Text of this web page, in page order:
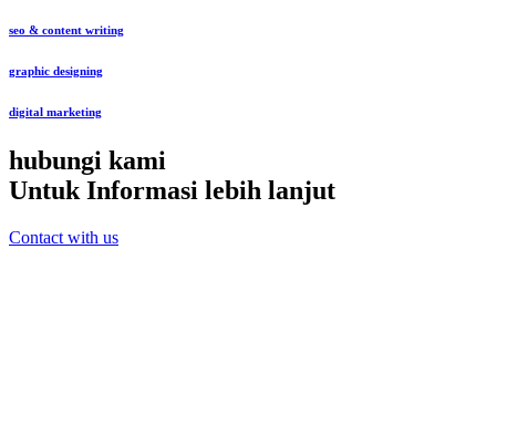
seo & content writing
graphic designing
digital marketing
hubungi kami
Untuk Informasi lebih lanjut
Contact with us